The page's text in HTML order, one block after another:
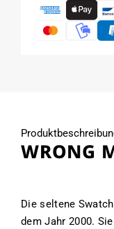
MARGIN
WRONG
Die seltene
dem Jahr 2000.